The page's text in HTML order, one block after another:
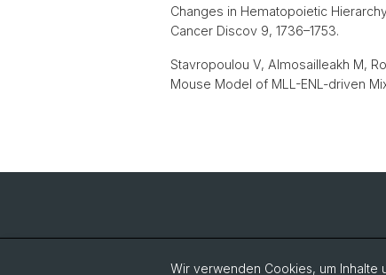
Changes in Hematopoietic
Cancer Discov 9, 1736–1753.
Stavropoulou V, Almosailleakh M,
Mouse Model of MLL-ENL-driven
Wir verwenden Cookies, um